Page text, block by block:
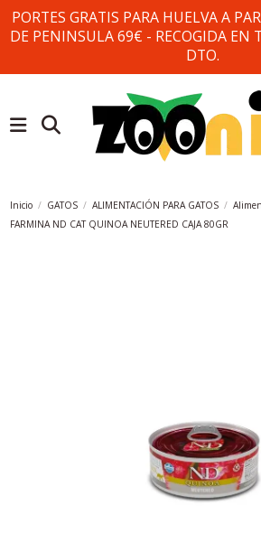
PORTES GRATIS PARA HUELVA A
DE PENINSULA 69€ - RECOGIDA EN
DTO.
Inicio GATOS ALIMENTACIÓN PARA GATOS
FARMINA ND CAT QUINOA NEUTERED CAJA 80GR